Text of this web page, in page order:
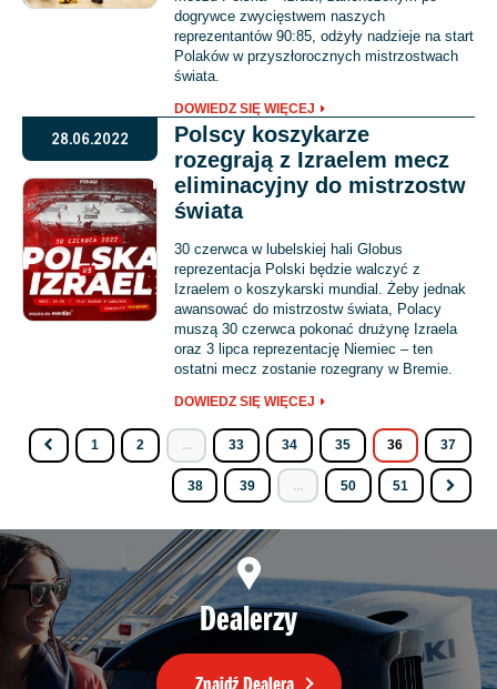
dogrywce zwycięstwem naszych
reprezentantów 90:85, odżyły nadzieje na start
Polaków w przyszłorocznych mistrzostwach
świata.
DOWIEDZ SIĘ WIĘCEJ
28.06.2022
Polscy koszykarze
rozegrają z Izraelem mecz
eliminacyjny do mistrzostw
świata
30 czerwca w lubelskiej hali Globus
reprezentacja Polski będzie walczyć z
Izraelem o koszykarski mundial. Żeby jednak
awansować do mistrzostw świata, Polacy
muszą 30 czerwca pokonać drużynę Izraela
oraz 3 lipca reprezentację Niemiec – ten
ostatni mecz zostanie rozegrany w Bremie.
DOWIEDZ SIĘ WIĘCEJ
1 2 ... 33 34 35 36 37
38 39 ... 50 51
Dealerzy